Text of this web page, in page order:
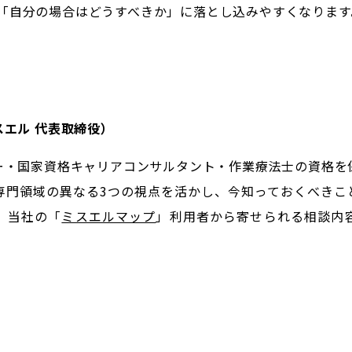
自分の場合はどうすべきか」に落とし込みやすくなりま
ル 代表取締役）
国家資格キャリアコンサルタント・作業療法士の資格
領域の異なる3つの視点を活かし、今知っておくべき
当社の「ミスエルマップ 」利用者から寄せられる相談